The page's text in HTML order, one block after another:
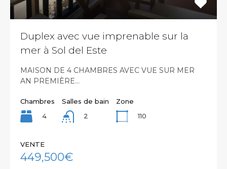
Duplex avec vue imprenable sur la
mer à Sol del Este
MAISON DE 4 CHAMBRES AVEC VUE SUR MER
AN PREMIÈRE…
Chambres
4
Salles de bain
2
Zone
110
VENTE
449,500€